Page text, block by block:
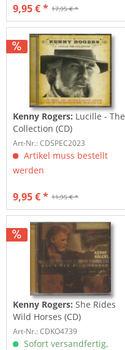
17,95 € *
9,95 € *
Kenny Rogers: Lucille - The
Collection (CD)
Art-Nr.: CDSPEC2023
Artikel muss bestellt
werden
11,95 € *
9,95 € *
Kenny Rogers:She Rides
Wild Horses (CD)
Art-Nr.: CDKO4739
Sofort versandfertig,